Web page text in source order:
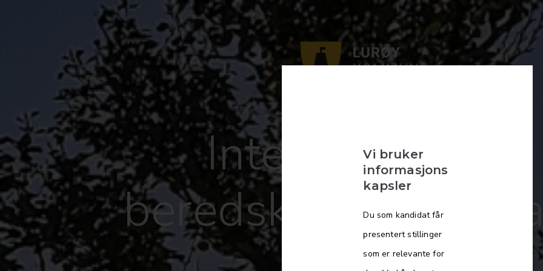
Vi bruker
informasjons
kapsler
Du som kandidat får
presentert stillinger
som er relevante for
Interkommunal